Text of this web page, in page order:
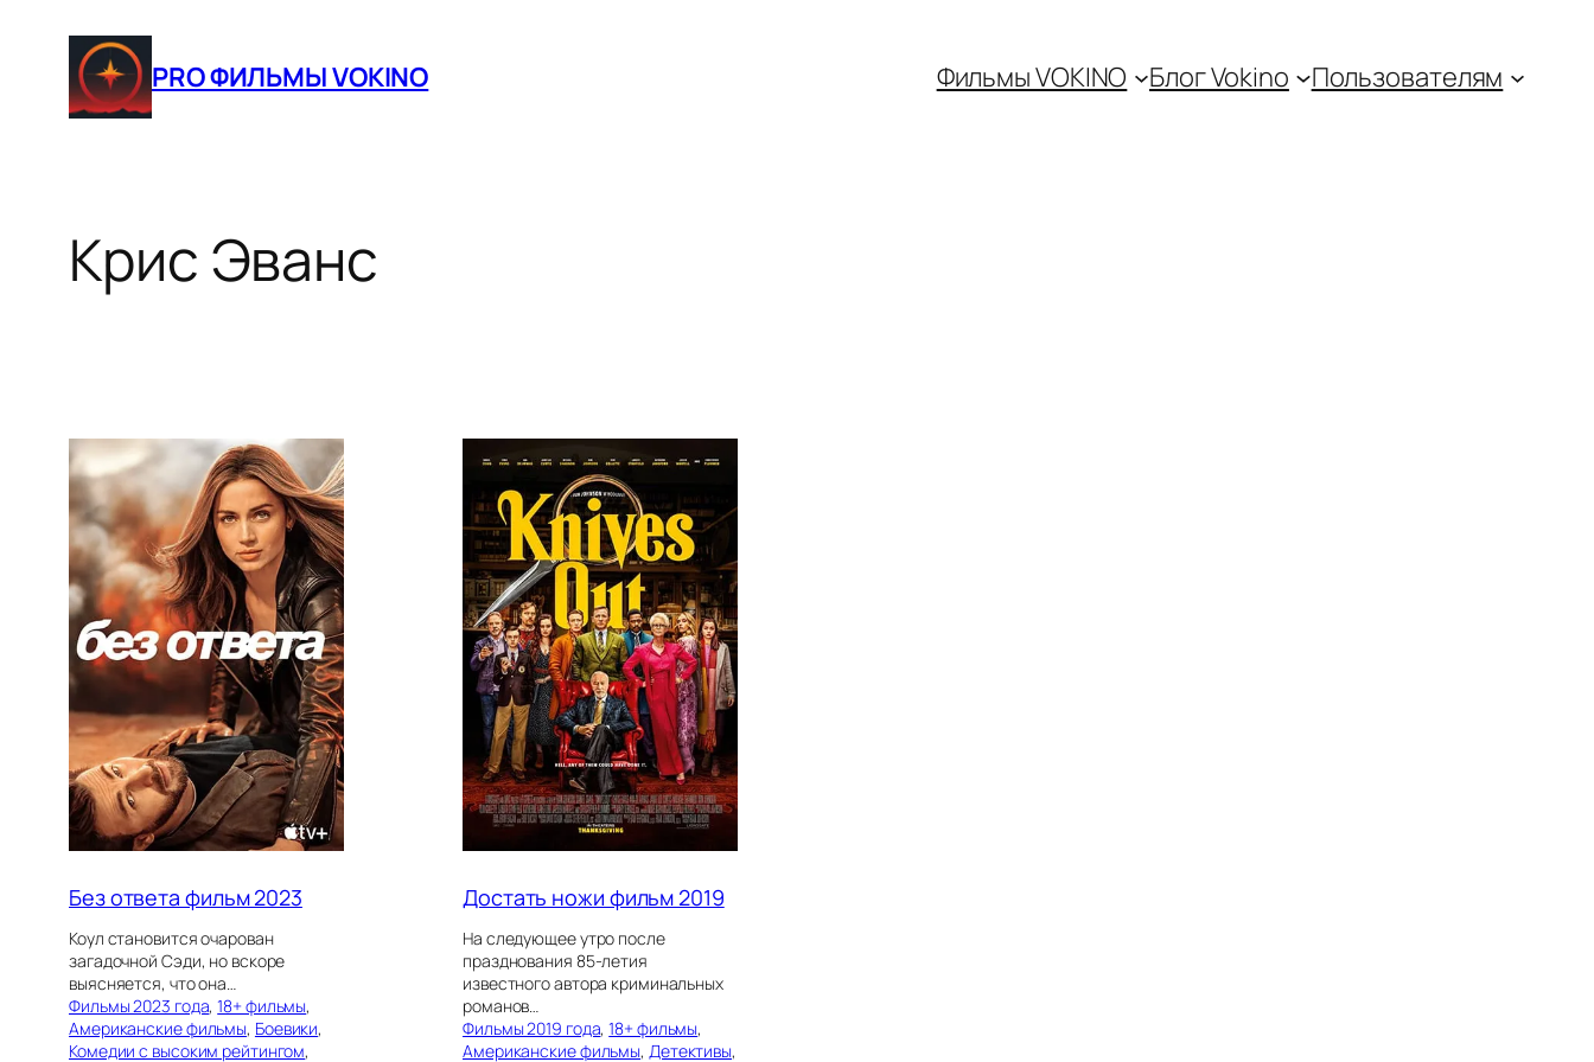
Перейти
содержимому
PRO ФИЛЬМЫ VOKINO Фильмы VOKINO Блог Vokino Пользователям
Крис Эванс
Без ответа фильм 2023
Коул становится очарован
загадочной Сэди, но вскоре
выясняется, что она…
Фильмы 2023 года, 18+ фильмы
Американские фильмы, Боевики
Комедии с высоким рейтингом
Достать ножи фильм 2019
На следующее утро после
празднования 85-летия
известного автора криминальных
романов…
Фильмы 2019 года, 18+ фильмы
Американские фильмы, Детективы